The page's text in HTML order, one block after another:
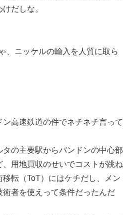
だしな。
、ニッケルの輸入を人質に取ら
ン高速鉄道の件でネチネチ言って
タの主要駅からバンドンの中心部
用地買収のせいでコストが跳ね
移転（ToT）にはケチだし、メン
者を使えって条件だったんだ